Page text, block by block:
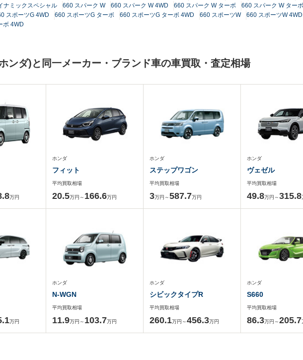
ナミックスペシャル
660 スパーク W 660 スパーク W 4WD 660 スパーク W ターボ
660 スパーク W ター
スポーツG 4WD 660 スポーツG ターボ 660 スポーツG ターボ 4WD 660 スポーツW
660 スポーツW 4WD
ボ 4WD
ンダ)と同一メーカー・ブランド車の車買取・査定相場
万円
ホンダ
フィット
平均買取相場
20.5万円～ 166.6万円
ホンダ
ステップワゴン
平均買取相場
3万円～587.7万円
ホンダ
ヴェゼル
平均買取相場
49.8万円～315.8
万円
ホンダ
N-WGN
平均買取相場
11.9万円～ 103.7万円
ホンダ
シビックタイプR
平均買取相場
260.1万円～456.3万円
ホンダ
S660
平均買取相場
86.3万円～205.7